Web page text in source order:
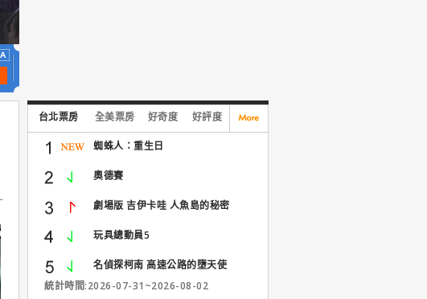
台北票房 全美票房 好奇度 好評度
蜘蛛人：重生日
奧德賽
劇場版 吉伊卡哇 人魚島的秘密
玩具總動員5
名偵探柯南 高速公路的墮天使
統計時間:2026-07-31~2026-08-02